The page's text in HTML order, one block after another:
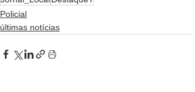
Policial
últimas notícias